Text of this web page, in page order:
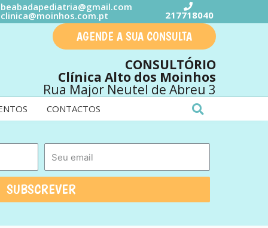
beabadapediatria@gmail.com
clinica@moinhos.com.pt 217718040
AGENDE A SUA CONSULTA
CONSULTÓRIO
Clínica Alto dos Moinhos
Rua Major Neutel de Abreu 3
CONTACTOS
SUBSCREVER